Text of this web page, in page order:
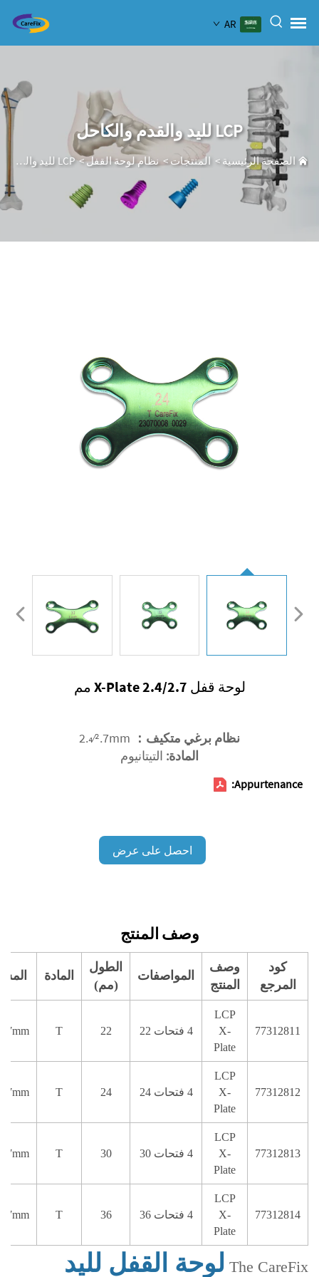
AR
LCP لليد والقدم والكاحل
الصفحة الرئيسية >المنتجات>نظام لوحة القفل>LCP لليد والقدم والكاحل
لوحة قفل X-Plate 2.4/2.7 مم
نظام برغي متكيف： 2.4⁄2.7mm
المادة: التيتانيوم
Appurtenance:
احصل على عرض
وصف المنتج
كود
المرجع
وصف
المنتج
المواصفات
الطول
(مم)
المادة
77312811
LCP
X-
Plate
4 فتحات 22 22
T
77312812
LCP
X-
Plate
4 فتحات 24 24
T
77312813
LCP
X-
Plate
4 فتحات 30 30
T
77312814
LCP
X-
Plate
4 فتحات 36 36
T
The CareFix لوحة القفل لليد